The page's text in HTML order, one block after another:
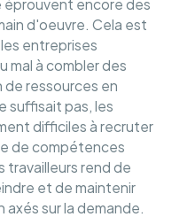
encore des
d'oeuvre. Cela est
entreprises
mal à combler des
de ressources en
suffisait pas, les
difficiles à recruter
de compétences
travailleurs rend de
et de maintenir
sur la demande.